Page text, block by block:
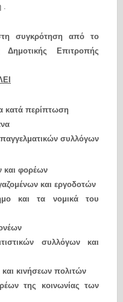
.
συγκρότηση από το
Επιτροπής
κατά περίπτωση
συλλόγων
και φορέων
και εργοδοτών
και τα νομικά του
συλλόγων και
κινήσεων πολιτών
της κοινωνίας των